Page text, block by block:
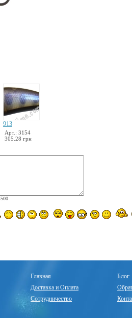
913
Арт.: 3154
305.28 грн
Главная
Доставка и Оплата
Сотрудничество
Блог